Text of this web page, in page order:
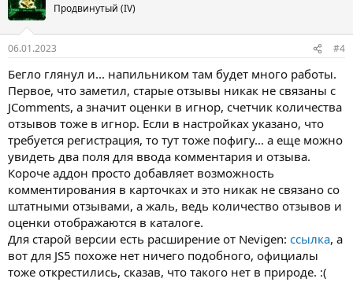
и н
е
Продвинутый (IV)
06.01.2023 #4
Бегло глянул и... напильником там будет много работы.
Первое, что заметил, старые отзывы никак не связаны с
JComments, а значит оценки в игнор, счетчик количества
отзывов тоже в игнор. Если в настройках указано, что
требуется регистрация, то тут тоже пофигу... а еще можно
увидеть два поля для ввода комментария и отзыва.
Короче аддон просто добавляет возможность
комментирования в карточках и это никак не связано со
штатными отзывами, а жаль, ведь количество отзывов и
оценки отображаются в каталоге.
Для старой версии есть расширение от Nevigen: ссылка, а
вот для JS5 похоже нет ничего подобного, официалы
тоже открестились, сказав, что такого нет в природе. :(